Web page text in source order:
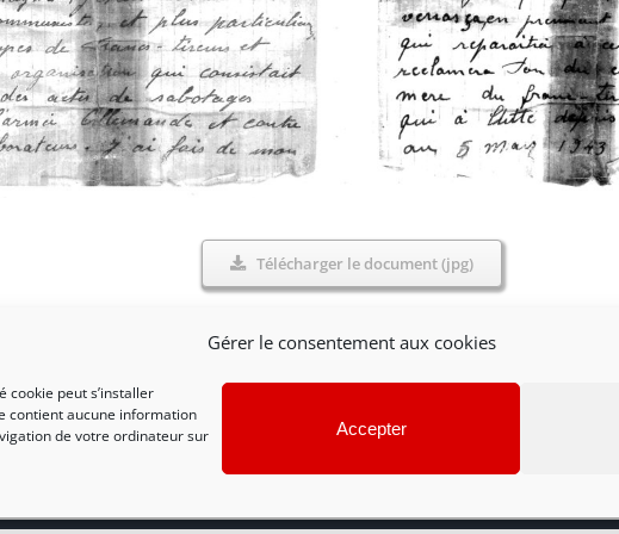
Gérer le consentement aux cookies
cookie peut s’installer
contient aucune information
de votre ordinateur sur
Accepter
Télécharger le document (jpg)